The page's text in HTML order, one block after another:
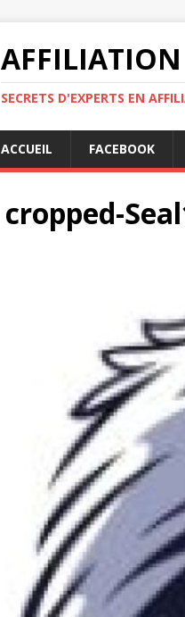
SECRETS D'EXPERTS EN
ACCUEIL FACEBOOK
cropped-